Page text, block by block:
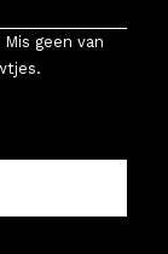
geen van